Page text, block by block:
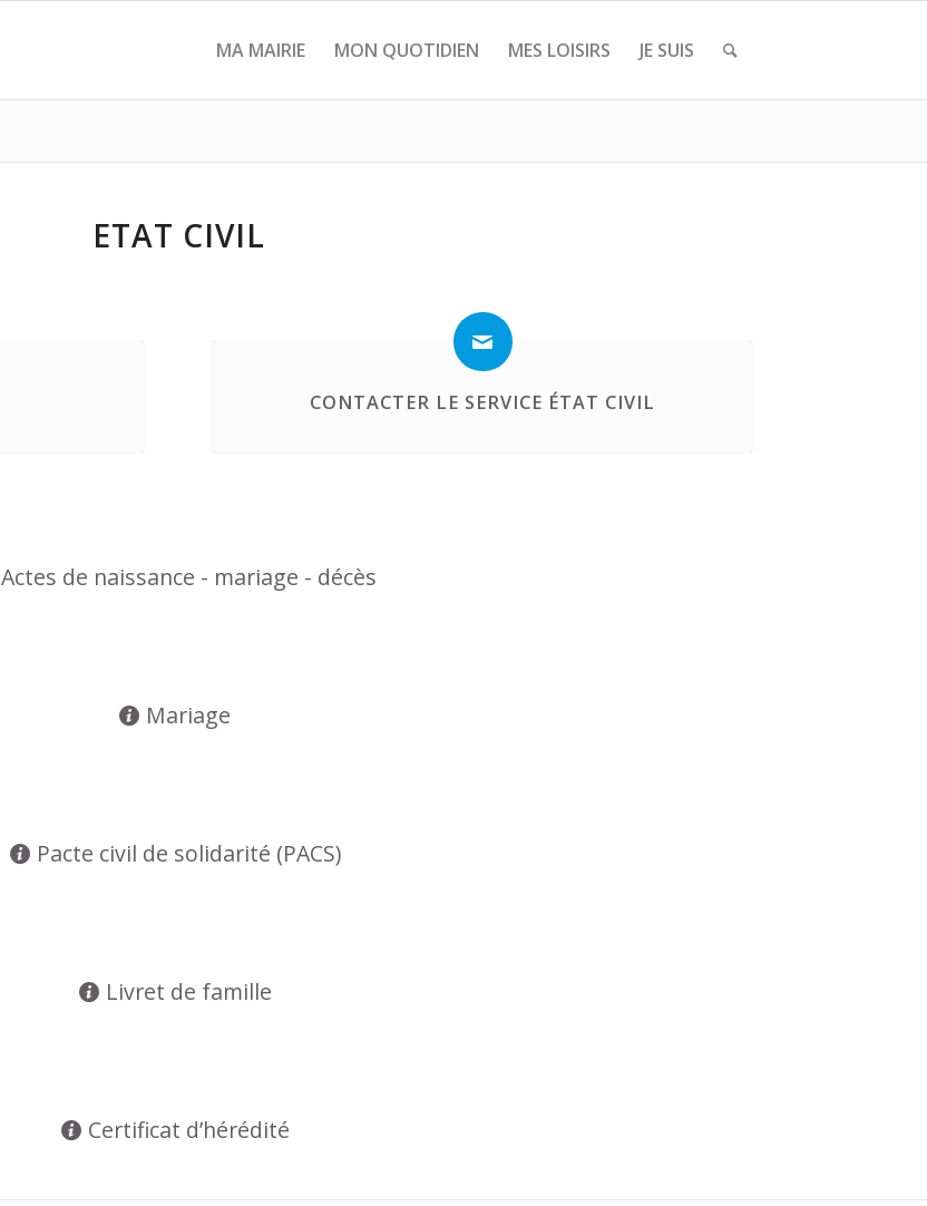
MA MAIRIE MON QUOTIDIEN MES LOISIRS JE SUIS
ETAT CIVIL
CONTACTER LE SERVICE ÉTAT CIVIL
Actes de naissance - mariage - décès
Mariage
Pacte civil de solidarité (PACS)
Livret de famille
Certificat d’hérédité